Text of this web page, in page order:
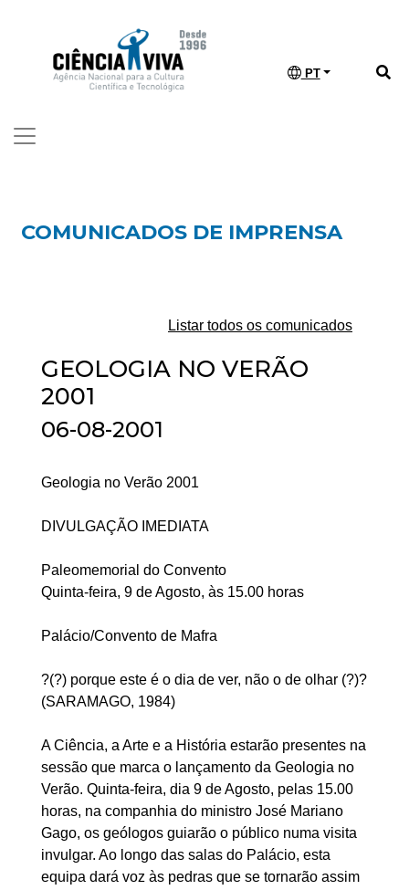
PT
COMUNICADOS DE IMPRENSA
Listar todos os comunicados
GEOLOGIA NO VERÃO
2001
06-08-2001
Geologia no Verão 2001
DIVULGAÇÃO IMEDIATA
Paleomemorial do Convento
Quinta-feira, 9 de Agosto, às 15.00 horas
Palácio/Convento de Mafra
?(?) porque este é o dia de ver, não o de olhar (?)?
(SARAMAGO, 1984)
A Ciência, a Arte e a História estarão presentes na
sessão que marca o lançamento da Geologia no
Verão. Quinta-feira, dia 9 de Agosto, pelas 15.00
horas, na companhia do ministro José Mariano
Gago, os geólogos guiarão o público numa visita
invulgar. Ao longo das salas do Palácio, esta
equipa dará voz às pedras que se tornarão assim